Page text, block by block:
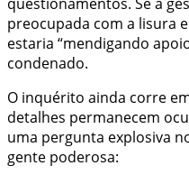
questionamentos. Se a
preocupada com a lisura
estaria “mendigando
condenado.
O inquérito ainda corre
detalhes permanecem
uma pergunta explosiva
gente poderosa: